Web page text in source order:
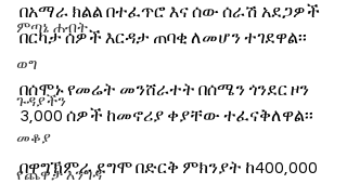
ምጣኔ ሐብት
ወግ
ጉዳያችን
መቆያ
የጨዋታ እንግዳ
በአማራ ክልል በተፈጥሮ እና ሰው ሰራሽ አደጋዎች
በርካታ ሰዎች እርዳታ ጠባቂ ለመሆን ተገደዋል፡፡
በሰሞኑ የመሬት መንሸራተት በሰሜን ጎንደር ዞን
3,000 ሰዎች ከመኖሪያ ቀያቸው ተፈናቅለዋል፡፡
በዋግኽምራ ደግሞ በድርቅ ምክንያት ከ400,000